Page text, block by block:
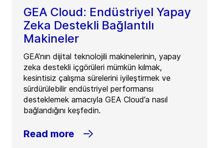
GEA Cloud: Endüstriyel Yapay
Zeka Destekli Bağlantılı
Makineler
GEA’nın dijital teknolojili makinelerinin, yapay
zeka destekli içgörüleri mümkün kılmak,
kesintisiz çalışma sürelerini iyileştirmek ve
sürdürülebilir endüstriyel performansı
desteklemek amacıyla GEA Cloud’a nasıl
bağlandığını keşfedin.
Read more